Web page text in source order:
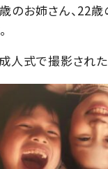
のお姉さん、22
人式で撮影され